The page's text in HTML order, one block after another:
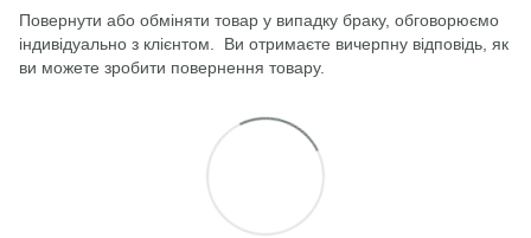
Повернути або обміняти товар у випадку браку, обговорюємо
індивідуально з клієнтом. Ви отримаєте вичерпну відповідь, як
ви можете зробити повернення товару.